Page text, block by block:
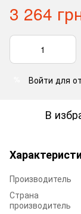
3 264
Войти для
В
Производитель
Страна
производитель